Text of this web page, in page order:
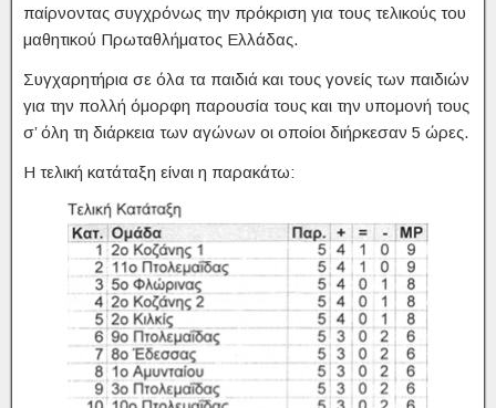
παίρνοντας συγχρόνως την πρόκριση για τους τελικούς του
μαθητικού Πρωταθλήματος Ελλάδας.
Συγχαρητήρια σε όλα τα παιδιά και τους γονείς των παιδιών
για την πολλή όμορφη παρουσία τους και την υπομονή τους
σ’ όλη τη διάρκεια των αγώνων οι οποίοι διήρκεσαν 5 ώρες.
Η τελική κατάταξη είναι η παρακάτω: